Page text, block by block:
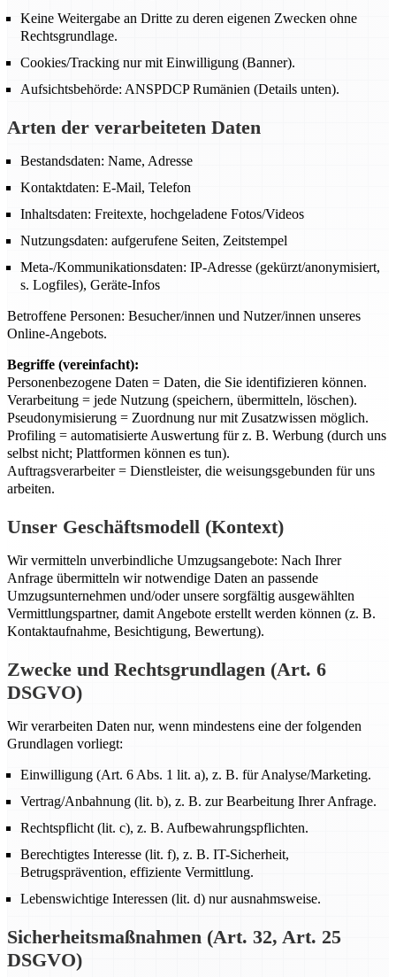
Keine Weitergabe an Dritte zu deren eigenen Zwecken ohne
Rechtsgrundlage.
Cookies/Tracking nur mit Einwilligung (Banner).
Aufsichtsbehörde: ANSPDCP Rumänien (Details unten).
Arten der verarbeiteten Daten
Bestandsdaten: Name, Adresse
Kontaktdaten: E-Mail, Telefon
Inhaltsdaten: Freitexte, hochgeladene Fotos/Videos
Nutzungsdaten: aufgerufene Seiten, Zeitstempel
Meta-/Kommunikationsdaten: IP-Adresse (gekürzt/anonymisiert,
s. Logfiles), Geräte-Infos
Betroffene Personen: Besucher/innen und Nutzer/innen unseres
Online-Angebots.
Begriffe (vereinfacht):
Personenbezogene Daten = Daten, die Sie identifizieren können.
Verarbeitung = jede Nutzung (speichern, übermitteln, löschen).
Pseudonymisierung = Zuordnung nur mit Zusatzwissen möglich.
Profiling = automatisierte Auswertung für z. B. Werbung (durch uns
selbst nicht; Plattformen können es tun).
Auftragsverarbeiter = Dienstleister, die weisungsgebunden für uns
arbeiten.
Unser Geschäftsmodell (Kontext)
Wir vermitteln unverbindliche Umzugsangebote: Nach Ihrer
Anfrage übermitteln wir notwendige Daten an passende
Umzugsunternehmen und/oder unsere sorgfältig ausgewählten
Vermittlungspartner, damit Angebote erstellt werden können (z. B.
Kontaktaufnahme, Besichtigung, Bewertung).
Zwecke und Rechtsgrundlagen (Art. 6
DSGVO)
Wir verarbeiten Daten nur, wenn mindestens eine der folgenden
Grundlagen vorliegt:
Einwilligung (Art. 6 Abs. 1 lit. a), z. B. für Analyse/Marketing.
Vertrag/Anbahnung (lit. b), z. B. zur Bearbeitung Ihrer Anfrage.
Rechtspflicht (lit. c), z. B. Aufbewahrungspflichten.
Berechtigtes Interesse (lit. f), z. B. IT-Sicherheit,
Betrugsprävention, effiziente Vermittlung.
Lebenswichtige Interessen (lit. d) nur ausnahmsweise.
Sicherheitsmaßnahmen (Art. 32, Art. 25
DSGVO)